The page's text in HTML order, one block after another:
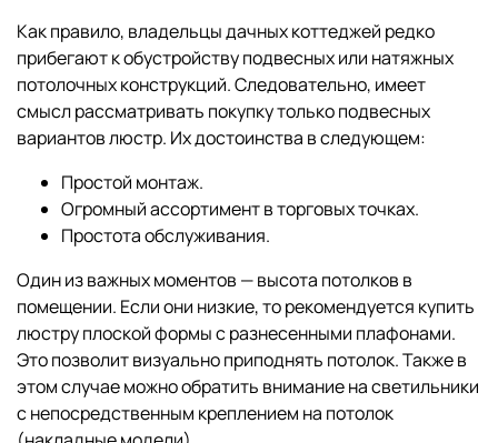
Как правило, владельцы дачных коттеджей редко
прибегают к обустройству подвесных или натяжных
потолочных конструкций. Следовательно, имеет
смысл рассматривать покупку только подвесных
вариантов люстр. Их достоинства в следующем:
Простой монтаж.
Огромный ассортимент в торговых точках.
Простота обслуживания.
Один из важных моментов — высота потолков в
помещении. Если они низкие, то рекомендуется купить
люстру плоской формы с разнесенными плафонами.
Это позволит визуально приподнять потолок. Также в
этом случае можно обратить внимание на светильники
с непосредственным креплением на потолок